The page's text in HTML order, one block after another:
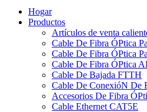
Hogar
Productos
Artículos de venta
Cable De Fibra ÓPtica
Cable De Fibra ÓPtica
Cable De Fibra ÓPtica
Cable De Bajada FTTH
Cable De ConexióN De
Accesorios De Fibra
Cable Ethernet CAT5E